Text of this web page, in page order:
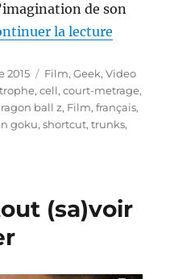
de son
la lecture
2015 Catégories
Film,Geek,Video
,cell,court-metrage,
ball z, Film,français,
goku,shortcut,trunks,
(sa)voir